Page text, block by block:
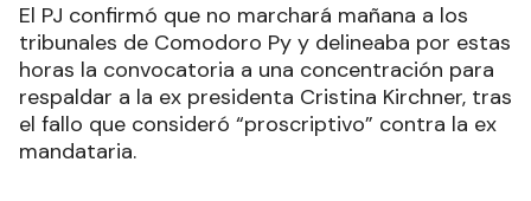
El PJ confirmó que no marchará mañana a los
tribunales de Comodoro Py y delineaba por estas
horas la convocatoria a una concentración para
respaldar a la ex presidenta Cristina Kirchner, tras
el fallo que consideró “proscriptivo” contra la ex
mandataria.